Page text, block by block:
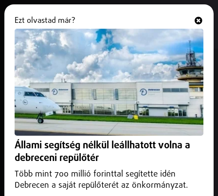
Élettársával együtt ölhette meg
sérült lányát egy piricsei nő
2026. június 01.Nyíregyháza
Az ügy tárgyalása június 3-án folytatódik Nyíregyházán.
Ezt olvastad már?
Állami segítség nélkül leállhatott volna a
debreceni repülőtér
Több mint 700 millió forinttal segítette idén
Debrecen a saját repülőterét az önkormányzat.